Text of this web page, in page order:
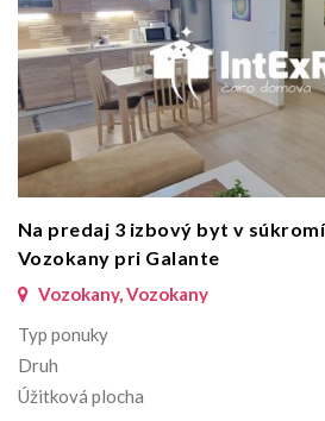
Na predaj 3 izbový byt v
Vozokany pri Galante
Vozokany, Vozokany
Typ ponuky
Druh
Úžitková plocha